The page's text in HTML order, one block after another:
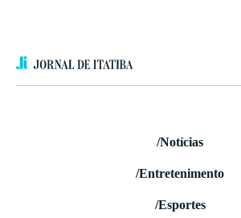
/Notícias
/Entretenimento
/Esportes